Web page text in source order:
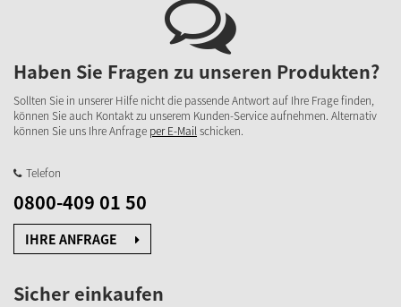
Haben Sie Fragen zu unseren Produkten?
Sollten Sie in unserer Hilfe nicht die passende Antwort auf Ihre Frage finden,
können Sie auch Kontakt zu unserem Kunden-Service aufnehmen. Alternativ
können Sie uns Ihre Anfrage per E-Mailschicken.
Telefon
0800-409 01 50
IHRE ANFRAGE
Sicher einkaufen